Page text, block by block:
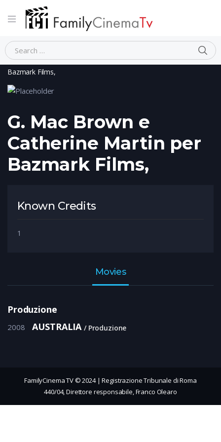
Home Person
G. Mac Brown e Catherine Martin per
Bazmark Films,
G. Mac Brown e
Catherine Martin per
Bazmark Films,
Known Credits
1
Movies
Produzione
2008 AUSTRALIA Produzione
FamilyCinema TV © 2024 | Registrazione Tribunale di Roma
440/04, Direttore responsabile, Franco Olearo